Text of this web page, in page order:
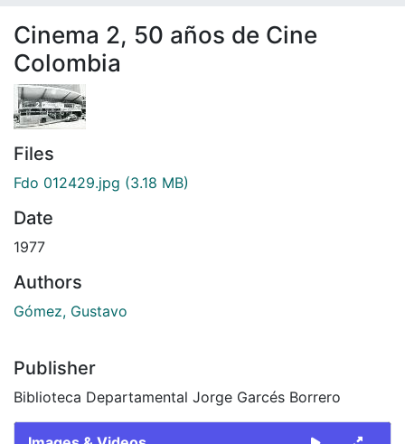
Cinema 2, 50 años de Cine
Colombia
Files
Fdo 012429.jpg (3.18 MB)
Date
1977
Authors
Gómez, Gustavo
Publisher
Biblioteca Departamental Jorge Garcés Borrero